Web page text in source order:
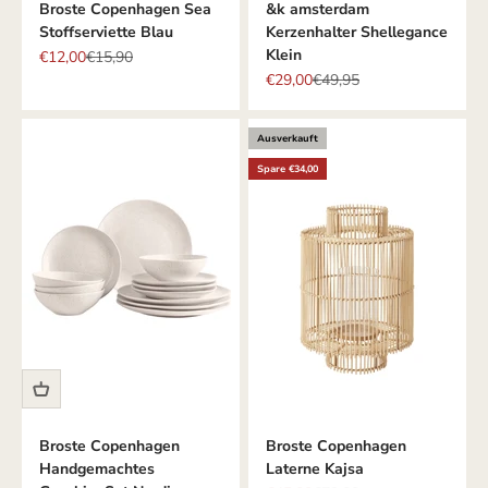
Broste Copenhagen Sea
Stoffserviette Blau
Angebot
€12,00Regulärer Preis
€15,90
&k amsterdam
Kerzenhalter Shellegance
Klein
Angebot
€29,00Regulärer Preis
€49,95
Broste Copenhagen
Handgemachtes
Ausverkauft
Spare €34,00
Broste Copenhagen
Laterne Kajsa